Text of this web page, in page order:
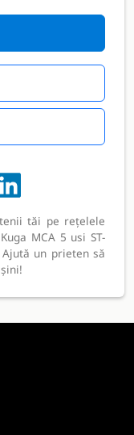
tăi pe rețelele
MCA 5 usi ST-
Ajută un prieten să